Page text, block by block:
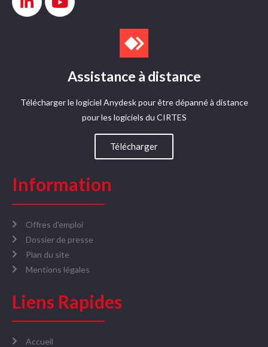
Assistance à distance
Télécharger le logiciel Anydesk pour être dépanné à distance
pour les logiciels du CIRTES​
Télécharger
Information
Offres d'emploi
Dossier de presse
Plan du site
Mentions légales
Liens Rapides
Accueil